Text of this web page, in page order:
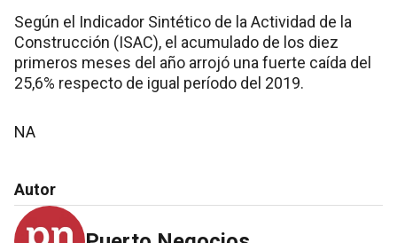
Según el Indicador Sintético de la Actividad de la
Construcción (ISAC), el acumulado de los diez
primeros meses del año arrojó una fuerte caída del
25,6% respecto de igual período del 2019.
NA
Autor